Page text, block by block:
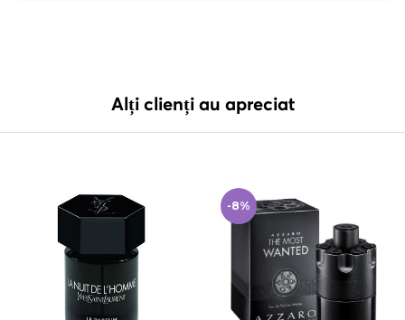
Alți clienți au apreciat
-8%